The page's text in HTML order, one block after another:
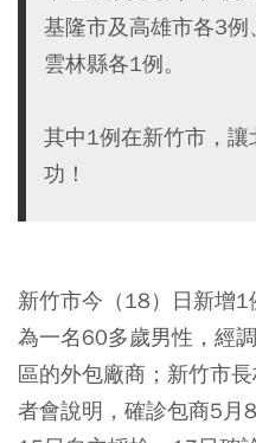
基隆市及高雄市各3
雲林縣各1例。
其中1例在新竹市，
功！
新竹市今（18）日新增1
為一名60多歲男性，經
區的外包廠商；新竹市
者會說明，確診包商5月